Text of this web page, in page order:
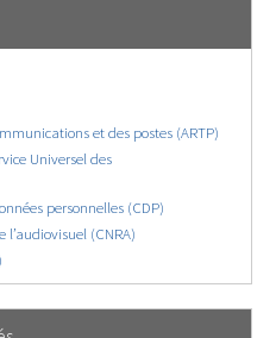
et des postes (ARTP)
Universel des
personnelles (CDP)
(CNRA)